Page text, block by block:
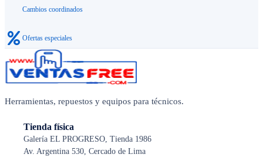
Cambios coordinados
Ofertas especiales
Herramientas, repuestos y equipos para técnicos.
Tienda física
Galería EL PROGRESO, Tienda 1986
Av. Argentina 530, Cercado de Lima